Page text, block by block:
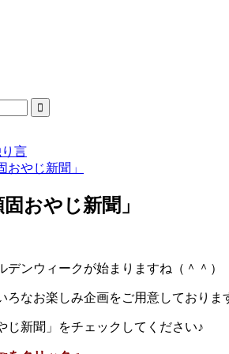
言
やじ新聞」
おやじ新聞」
デンウィークが始まりますね（＾＾）
ろなお楽しみ企画をご用意しておりま
じ新聞」をチェックしてください♪